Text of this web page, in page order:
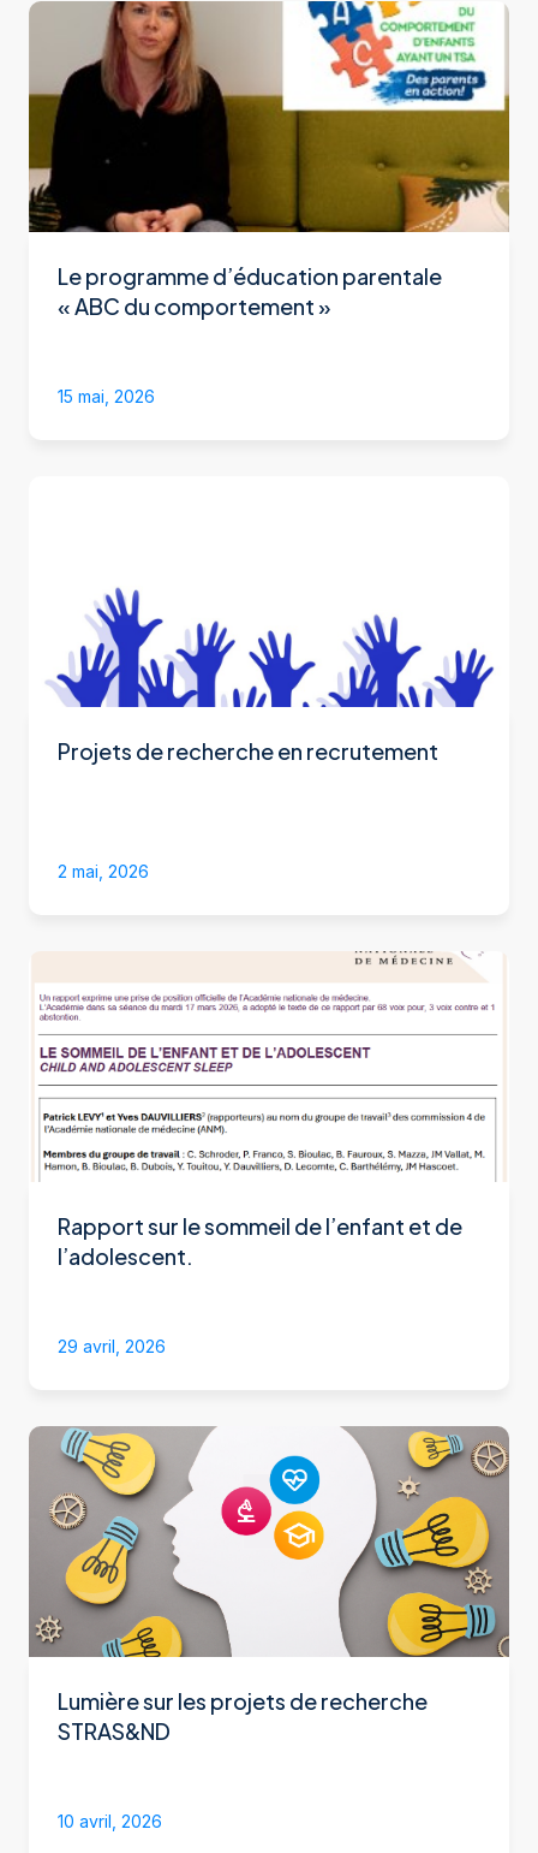
Le programme d’éducation parentale
« ABC du comportement »
15 mai, 2026
Projets de recherche en recrutement
2 mai, 2026
Rapport sur le sommeil de l’enfant et de
l’adolescent.
29 avril, 2026
Lumière sur les projets de recherche
STRAS&ND
10 avril, 2026